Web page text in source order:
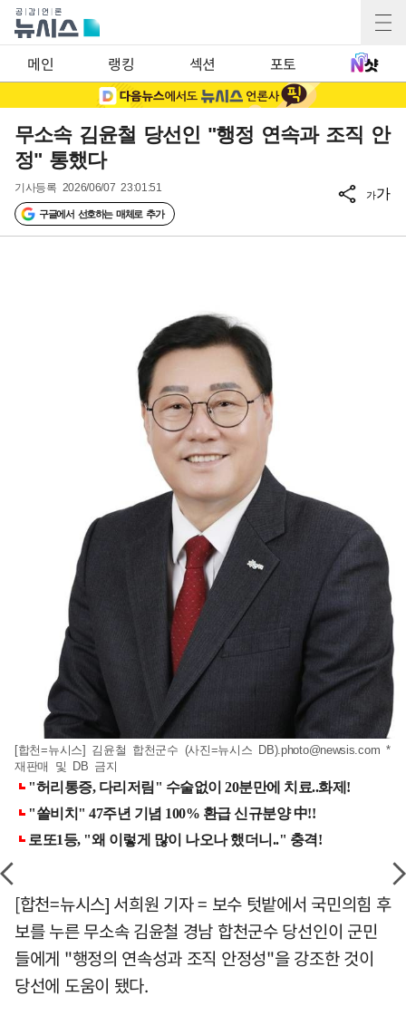
메인 랭킹 섹션 포토
무소속 김윤철 당선인 "행정 연속과 조직 안
정" 통했다
기사등록 2026/06/07 23:01:51
구글에서 선호하는 매체로 추가
가가
[합천=뉴시스] 김윤철 합천군수 (사진=뉴시스 DB).photo@newsis.com *
재판매 및 DB 금지
[합천=뉴시스] 서희원 기자 = 보수 텃밭에서 국민의힘 후
보를 누른 무소속 김윤철 경남 합천군수 당선인이 군민
들에게 "행정의 연속성과 조직 안정성"을 강조한 것이
당선에 도움이 됐다.